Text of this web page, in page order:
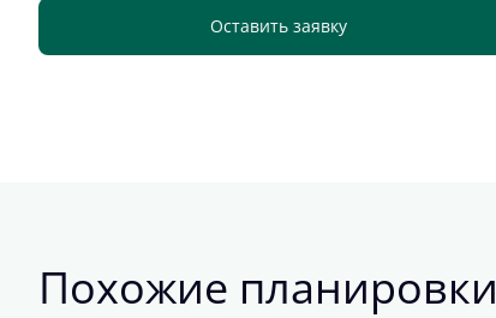
Оставить заявку
Похожие планировки